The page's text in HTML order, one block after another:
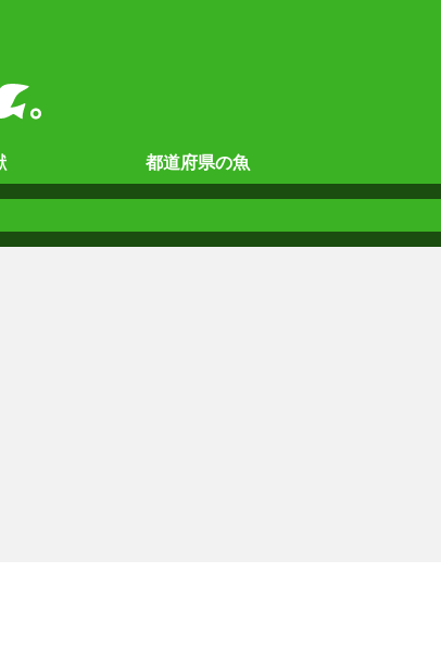
都道府県の魚